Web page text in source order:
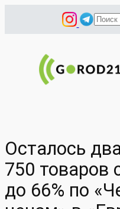
П
с
Осталось
750 товаров
до 66% по